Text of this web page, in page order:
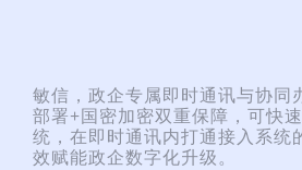
敏信，政企专属即时通讯与协同
部署+国密加密双重保障，可快
统，在即时通讯内打通接入系统
效赋能政企数字化升级。